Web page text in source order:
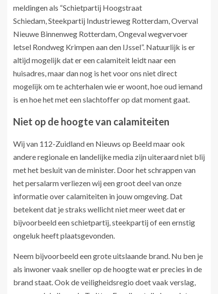
meldingen als “Schietpartij Hoogstraat
Schiedam, Steekpartij Industrieweg Rotterdam, Overval
Nieuwe Binnenweg Rotterdam, Ongeval wegvervoer
letsel Rondweg Krimpen aan den IJssel”. Natuurlijk is er
altijd mogelijk dat er een calamiteit leidt naar een
huisadres, maar dan nog is het voor ons niet direct
mogelijk om te achterhalen wie er woont, hoe oud iemand
is en hoe het met een slachtoffer op dat moment gaat.
Niet op de hoogte van calamiteiten
Wij van 112-Zuidland en Nieuws op Beeld maar ook
andere regionale en landelijke media zijn uiteraard niet blij
met het besluit van de minister. Door het schrappen van
het persalarm verliezen wij een groot deel van onze
informatie over calamiteiten in jouw omgeving. Dat
betekent dat je straks wellicht niet meer weet dat er
bijvoorbeeld een schietpartij, steekpartij of een ernstig
ongeluk heeft plaatsgevonden.
Neem bijvoorbeeld een grote uitslaande brand. Nu ben je
als inwoner vaak sneller op de hoogte wat er precies in de
brand staat. Ook de veiligheidsregio doet vaak verslag,